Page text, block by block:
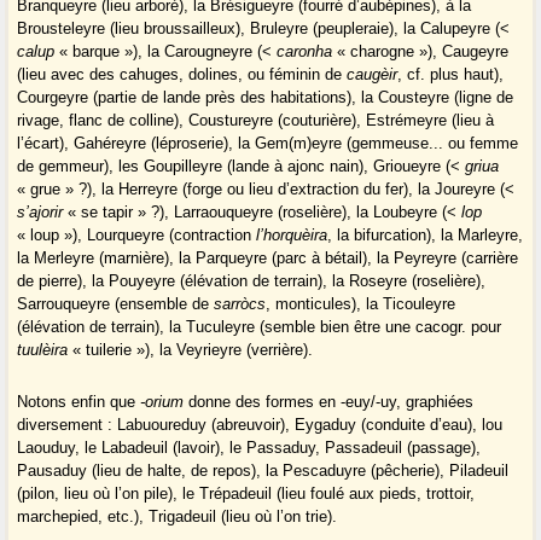
Branqueyre (lieu arboré), la Brésigueyre (fourré d’aubépines), à la
Brousteleyre (lieu broussailleux), Bruleyre (peupleraie), la Calupeyre (<
calup « barque »), la Carougneyre (<caronha « charogne »), Caugeyre
(lieu avec des cahuges, dolines, ou féminin decaugèir, cf. plus haut),
Courgeyre (partie de lande près des habitations), la Cousteyre (ligne de
rivage, flanc de colline), Coustureyre (couturière), Estrémeyre (lieu à
l’écart), Gahéreyre (léproserie), la Gem(m)eyre (gemmeuse... ou femme
de gemmeur), les Goupilleyre (lande à ajonc nain), Grioueyre (<griua
« grue » ?), la Herreyre (forge ou lieu d’extraction du fer), la Joureyre (<
s’ajorir« se tapir » ?), Larraouqueyre (roselière), la Loubeyre (<lop
« loup »), Lourqueyre (contractionl’horquèira, la bifurcation), la Marleyre,
la Merleyre (marnière), la Parqueyre (parc à bétail), la Peyreyre (carrière
de pierre), la Pouyeyre (élévation de terrain), la Roseyre (roselière),
Sarrouqueyre (ensemble desarròcs, monticules), la Ticouleyre
(élévation de terrain), la Tuculeyre (semble bien être une cacogr. pour
tuulèira « tuilerie »), la Veyrieyre (verrière).
Notons enfin que-orium donne des formes en -euy/-uy, graphiées
diversement : Labuoureduy (abreuvoir), Eygaduy (conduite d’eau), lou
Laouduy, le Labadeuil (lavoir), le Passaduy, Passadeuil (passage),
Pausaduy (lieu de halte, de repos), la Pescaduyre (pêcherie), Piladeuil
(pilon, lieu où l’on pile), le Trépadeuil (lieu foulé aux pieds, trottoir,
marchepied, etc.), Trigadeuil (lieu où l’on trie).